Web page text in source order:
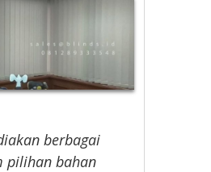
berbagai
pilihan bahan